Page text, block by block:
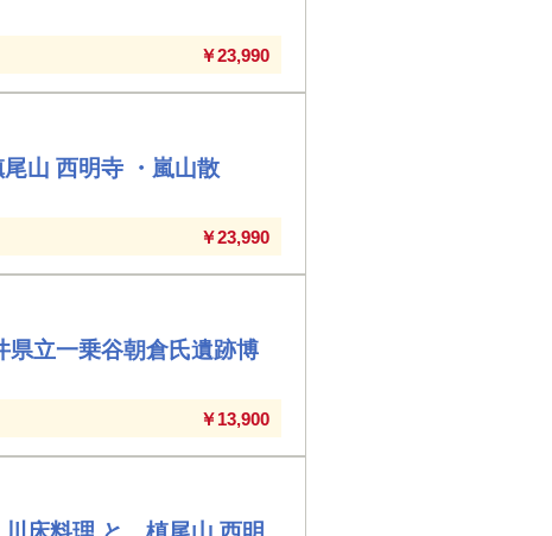
￥23,990
山 西明寺 ・嵐山散
￥23,990
県立一乗谷朝倉氏遺跡博
￥13,900